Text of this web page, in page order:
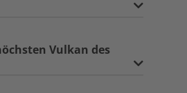
Vulkan des